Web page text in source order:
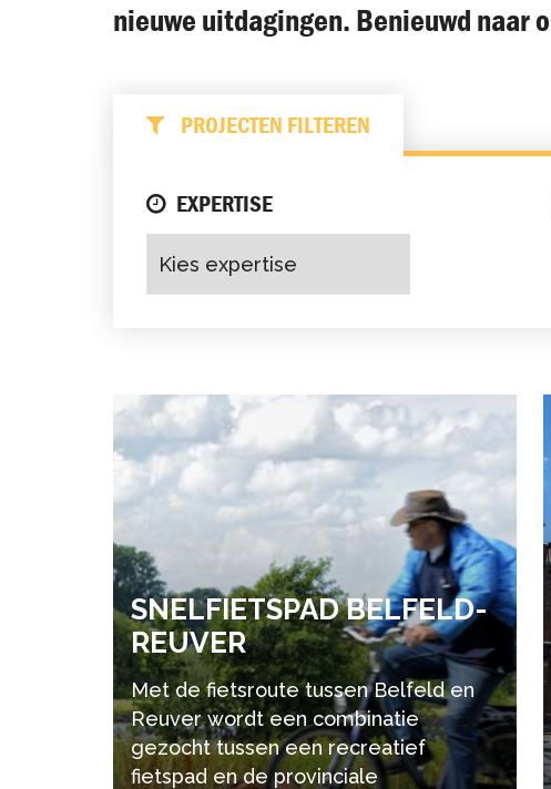
nieuwe uitdagingen. Benieuwd naar
PROJECTEN FILTEREN
EXPERTISE
SNEL­FIETS­PAD BEL­FELD-
REU­VER
Met de fietsroute tussen Belfeld en
Reuver wordt een combinatie
gezocht tussen een recreatief
fietspad en de provinciale